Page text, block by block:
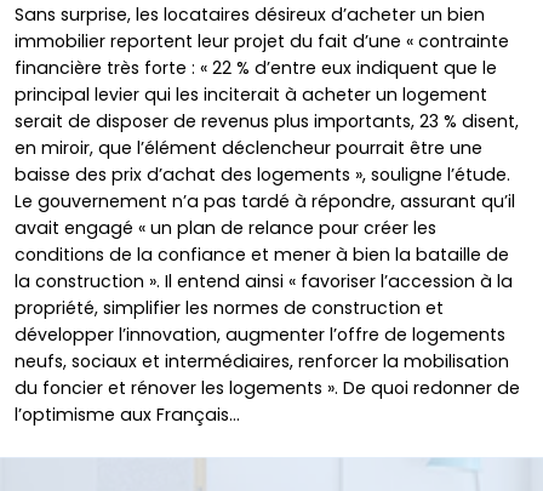
Sans surprise, les locataires désireux d’acheter un bien
immobilier reportent leur projet du fait d’une « contrainte
financière très forte : « 22 % d’entre eux indiquent que le
principal levier qui les inciterait à acheter un logement
serait de disposer de revenus plus importants, 23 % disent,
en miroir, que l’élément déclencheur pourrait être une
baisse des prix d’achat des logements », souligne l’étude.
Le gouvernement n’a pas tardé à répondre, assurant qu’il
avait engagé « un plan de relance pour créer les
conditions de la confiance et mener à bien la bataille de
la construction ». Il entend ainsi « favoriser l’accession à la
propriété, simplifier les normes de construction et
développer l’innovation, augmenter l’offre de logements
neufs, sociaux et intermédiaires, renforcer la mobilisation
du foncier et rénover les logements ». De quoi redonner de
l’optimisme aux Français…